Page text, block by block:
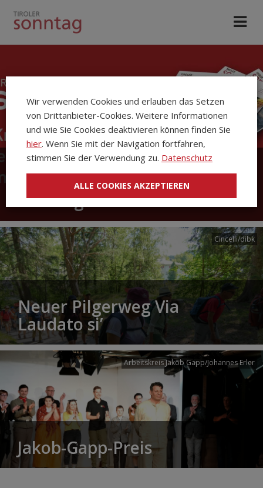
Die Kirchenzeitung Tiroler
Sonntag
Cincelli/dibk
Neuer Pilgerweg Via
Laudato si’
Arbeitskreis Jakob Gapp/Johannes Erler
Jakob-Gapp-Preis
Wir verwenden Cookies und erlauben das Setzen
von Drittanbieter-Cookies. Weitere Informationen
und wie Sie Cookies deaktivieren können finden Sie
hier. Wenn Sie mit der Navigation fortfahren,
stimmen Sie der Verwendung zu. Datenschutz
ALLE COOKIES AKZEPTIEREN